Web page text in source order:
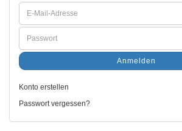
Anmelden
Konto erstellen
Passwort vergessen?